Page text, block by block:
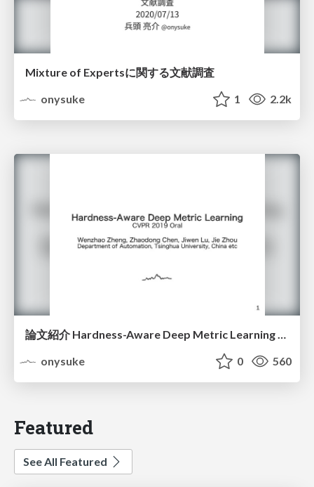
Mixture of Expertsに関する文献調査
onysuke
1 2.2k
論文紹介 Hardness-Aware Deep Metric Learning [CVPR 2019]
onysuke
0 560
Featured
See All Featured